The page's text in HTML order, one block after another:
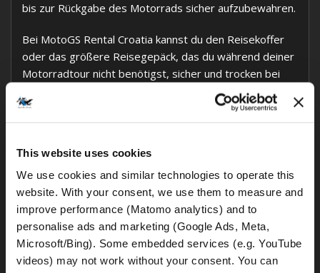
This website uses cookies
We use cookies and similar technologies to operate this
website. With your consent, we use them to measure and
improve performance (Matomo analytics) and to
personalise ads and marketing (Google Ads, Meta,
Microsoft/Bing). Some embedded services (e.g. YouTube
videos) may not work without your consent. You can
bis zur Rückgabe des Motorrads sicher aufzubewahren.
Bei MotoGS Rental Croatia kannst du den Reisekoffer
oder das größere Reisegepäck, das du während deiner
Motorradtour nicht benötigst, sicher und trocken bei
uns aufbewahren. Das ist besonders praktisch, wenn du
über den Flughafen Split anreist und deine
Unsere BMW GS Mietmotorräder sind mit einem
praktischen Tourengepäcksystem ausgestattet: zwei
abschließbare Seitenkoffer, ein Topcase, passende
Innentaschen und – bei Bedarf – eine Tanktasche sowie
zusätzliche Taschen an den Sturzbügeln. So hast du
organisierten Stauraum für Motorradbekleidung,
Kleidung und tägliche Reiseutensilien während der Tour.